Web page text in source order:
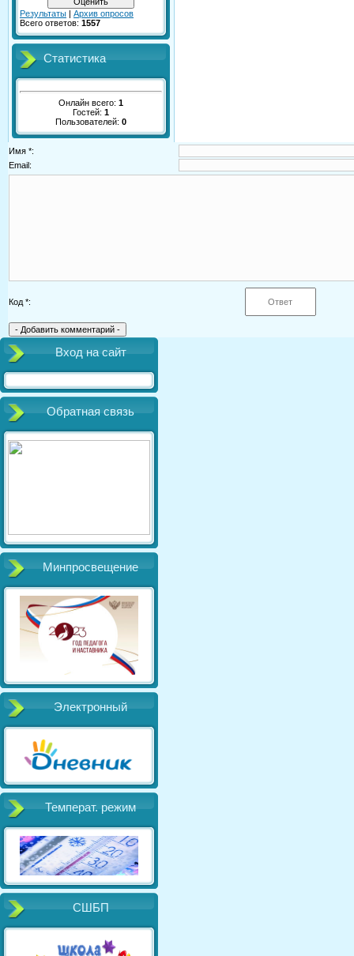
Результаты | Архив опросов
Всего ответов: 1557
Статистика
Онлайн всего: 1
Гостей: 1
Пользователей: 0
Имя *:
Email:
Код *:
Вход на сайт
Обратная связь
Минпросвещение
Электронный
Температ. режим
СШБП